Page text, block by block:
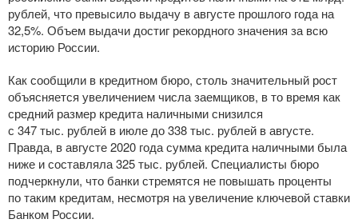
рублей, что превысило выдачу в августе прошлого года на
32,5%. Объем выдачи достиг рекордного значения за всю
историю России.
Как сообщили в кредитном бюро, столь значительный рост
объясняется увеличением числа заемщиков, в то время как
средний размер кредита наличными снизился
с 347 тыс. рублей в июле до 338 тыс. рублей в августе.
Правда, в августе 2020 года сумма кредита наличными была
ниже и составляла 325 тыс. рублей. Специалисты бюро
подчеркнули, что банки стремятся не повышать проценты
по таким кредитам, несмотря на увеличение ключевой ставки
Банком России.